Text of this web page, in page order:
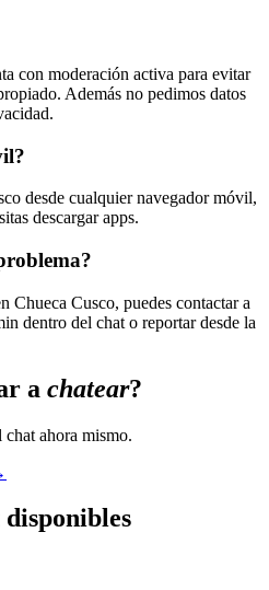
con moderación activa para evitar
Además no pedimos datos
desde cualquier navegador móvil,
descargar apps.
Chueca Cusco, puedes contactar a
dentro del chat o reportar desde la
a chatear?
ahora mismo.
disponibles